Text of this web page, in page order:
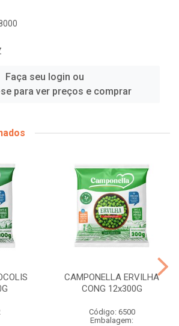
Faça seu login ou
para ver preços e comprar
CAMPONELLA ERVILHA
CONG 12x300G
Código: 6500
Embalagem: